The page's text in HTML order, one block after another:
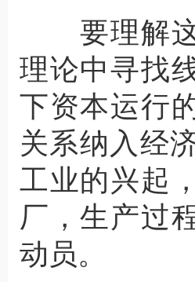
要理解这
理论中寻找
下资本运行
关系纳入经
工业的兴起
厂，生产过
动员。